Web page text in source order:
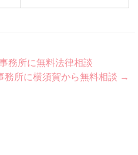
務所に無料法律相談
務所に横須賀から無料相談 →